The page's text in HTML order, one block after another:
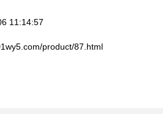
11:14:57
product/87.html